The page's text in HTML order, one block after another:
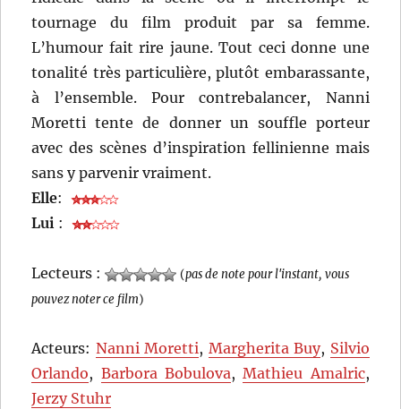
tournage du film produit par sa femme.
L’humour fait rire jaune. Tout ceci donne une
tonalité très particulière, plutôt embarassante,
à l’ensemble. Pour contrebalancer, Nanni
Moretti tente de donner un souffle porteur
avec des scènes d’inspiration fellinienne mais
sans y parvenir vraiment.
Elle:
Lui :
Lecteurs : (pas de note pour l'instant, vous
pouvez noter ce film)
Acteurs: Nanni Moretti, Margherita Buy, Silvio
Orlando, Barbora Bobulova,Mathieu Amalric,
Jerzy Stuhr